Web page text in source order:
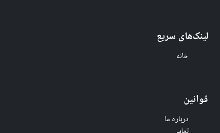
لینک‌های سریع
خانه
قوانین
درباره ما
تماس